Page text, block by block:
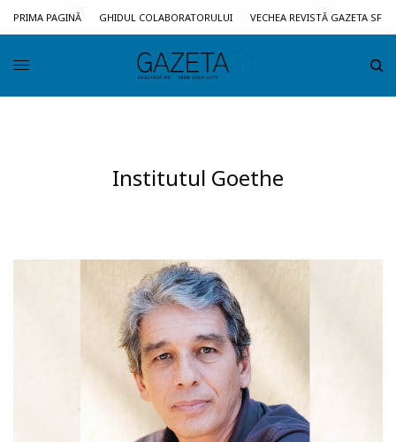
PRIMA PAGINĂ GHIDUL COLABORATORULUI VECHEA REVISTĂ GAZETA SF
Institutul Goethe